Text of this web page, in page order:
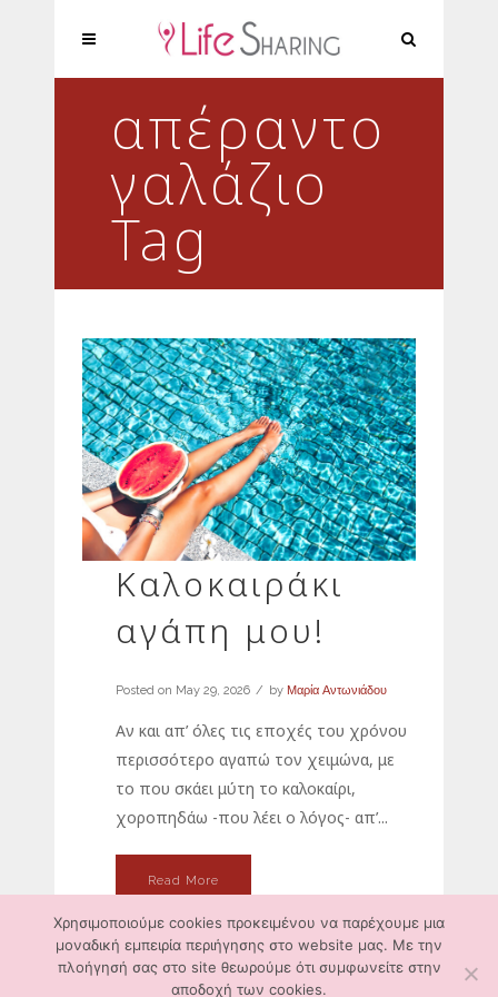
απέραντο
γαλάζιο
Tag
Καλοκαιράκι
αγάπη μου!
Posted on May 29, 2026 by Μαρία Αντωνιάδου
Αν και απ’ όλες τις εποχές του χρόνου
περισσότερο αγαπώ τον χειμώνα, με
το που σκάει μύτη το καλοκαίρι,
χοροπηδάω -που λέει ο λόγος- απ’...
Read More
Χρησιμοποιούμε cookies προκειμένου να παρέχουμε μια
μοναδική εμπειρία περιήγησης στο website μας. Με την
πλοήγησή σας στο site θεωρούμε ότι συμφωνείτε στην
αποδοχή των cookies.